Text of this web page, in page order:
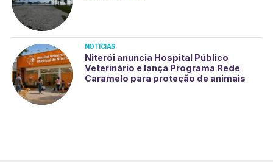
NOTÍCIAS
Niterói anuncia Hospital Público
Veterinário e lança Programa Rede
Caramelo para proteção de animais